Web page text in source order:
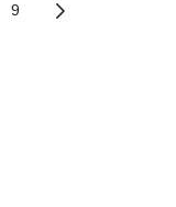
cổng
trung gian
Các trang trên cổng
9